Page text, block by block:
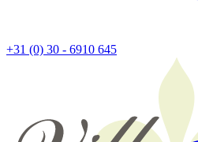
+31 (0) 30 - 6910 645